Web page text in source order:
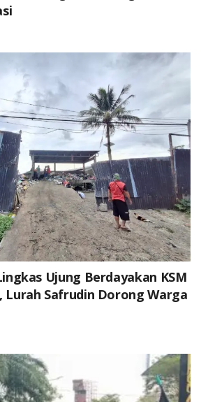
Ujung Berdayakan KSM
Lurah Safrudin Dorong Warga